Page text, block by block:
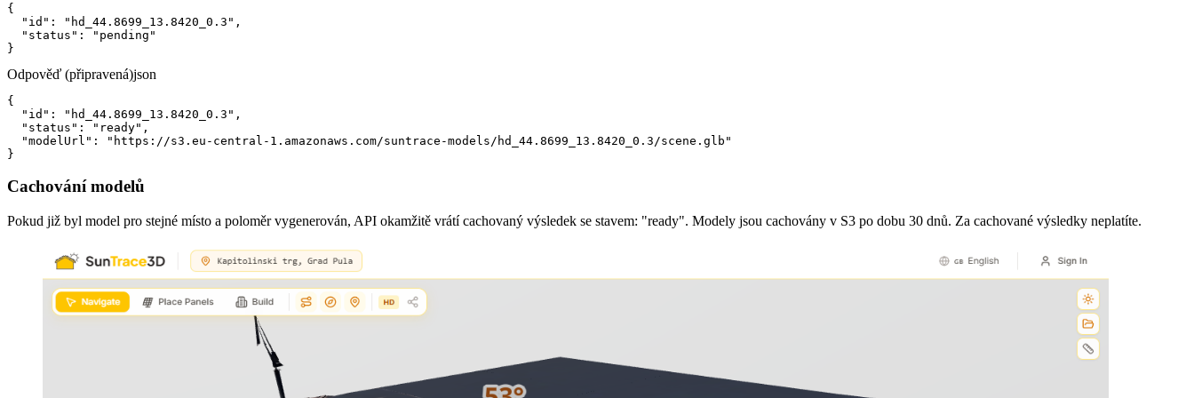
{
  "id": "hd_44.8699_13.8420_0.3",
  "status": "pending"
}
Odpověď (připravená)json
{
  "id": "hd_44.8699_13.8420_0.3",
  "status": "ready",
  "modelUrl": "https://s3.eu-central-1.amazonaws.com/suntrace-models/hd_44.8699_13.8420_0.3/scene.glb"
}
Cachování modelů
Pokud již byl model pro stejné místo a poloměr vygenerován, API okamžitě vrátí cachovaný výsledek se stavem: "ready". Modely jsou cachovány v S3 po dobu 30 dnů. Za cachované výsledky neplatíte.